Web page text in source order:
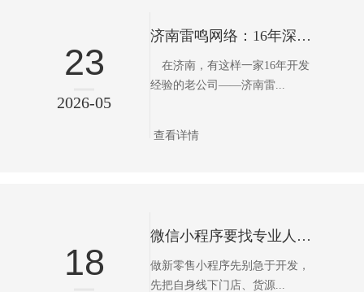
23
2026-05
济南雷鸣网络：16年深耕，用技术与服务筑牢本地商家数字化口碑护城河
在济南，有这样一家16年开发
经验的老公司——济南雷...
查看详情
18
微信小程序要找专业人士 定制开发
做新零售小程序先别急于开发，
先把自身线下门店、货源...